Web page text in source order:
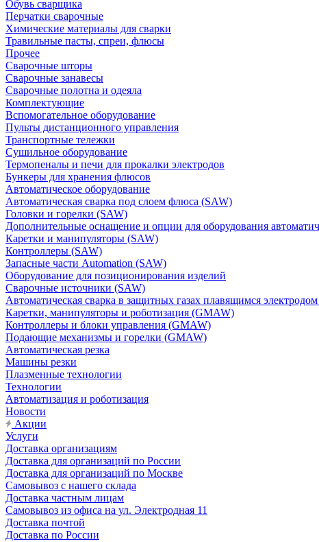
Обувь сварщика
Перчатки сварочные
Химические материалы для сварки
Травильные пасты, спреи, флюсы
Прочее
Сварочные шторы
Сварочные занавесы
Сварочные полотна и одеяла
Комплектующие
Вспомогательное оборудование
Пульты дистанционного управления
Транспортные тележки
Сушильное оборудование
Термопеналы и печи для прокалки электродов
Бункеры для хранения флюсов
Автоматическое оборудование
Автоматическая сварка под слоем флюса (SAW)
Головки и горелки (SAW)
Дополнительные оснащение и опции для оборудования
Каретки и манипуляторы (SAW)
Контроллеры (SAW)
Запасные части Automation (SAW)
Оборудование для позиционирования изделий
Сварочные источники (SAW)
Автоматическая сварка в защитных газах плавящимся
Каретки, манипуляторы и роботизация (GMAW)
Контроллеры и блоки управления (GMAW)
Подающие механизмы и горелки (GMAW)
Автоматическая резка
Машины резки
Плазменные технологии
Технологии
Автоматизация и роботизация
Новости
Акции
Услуги
Доставка организациям
Доставка для организаций по России
Доставка для организаций по Москве
Самовывоз с нашего склада
Доставка частным лицам
Самовывоз из офиса на ул. Электродная 11
Доставка почтой
Доставка по России